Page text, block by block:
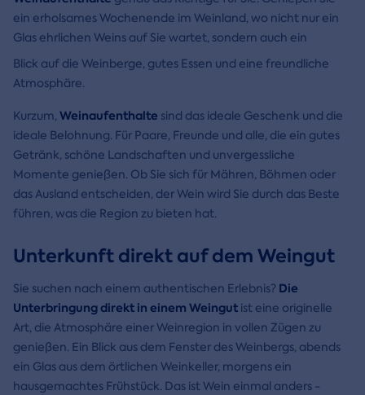
ein erholsames Wochenende im Weinland, wo nicht nur ein
Glas ehrlichen Weins auf Sie wartet, sondern auch ein
Blick auf die Weinberge, gutes Essen und eine freundliche
Atmosphäre.
Kurzum,Weinaufenthalte sind das ideale Geschenk und die
ideale Belohnung. Für Paare, Freunde und alle, die ein gutes
Getränk, schöne Landschaften und unvergessliche
Momente genießen. Ob Sie sich für Mähren, Böhmen oder
das Ausland entscheiden, der Wein wird Sie durch das Beste
führen, was die Region zu bieten hat.
Unterkunft direkt auf dem Weingut
Sie suchen nach einem authentischen Erlebnis? Die
Unterbringung direkt in einem Weingut ist eine originelle
Art, die Atmosphäre einer Weinregion in vollen Zügen zu
genießen. Ein Blick aus dem Fenster des Weinbergs, abends
ein Glas aus dem örtlichen Weinkeller, morgens ein
hausgemachtes Frühstück. Das ist Wein einmal anders -